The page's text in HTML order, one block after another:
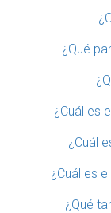
¿Qué
¿Cuál es
¿Cuál
¿Cuál es
¿Qué